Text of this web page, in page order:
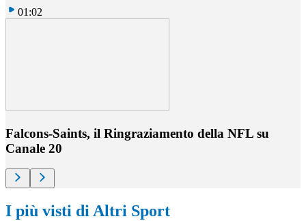
01:02
Falcons-Saints, il Ringraziamento della NFL su
Canale 20
I più visti di Altri Sport